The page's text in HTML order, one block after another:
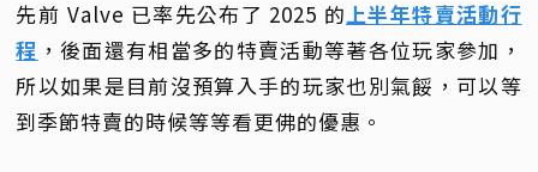
先前 Valve 已率先公布了 2025 的上半年特賣活動行
程 ，後面還有相當多的特賣活動等著各位玩家參加，
所以如果是目前沒預算入手的玩家也別氣餒，可以等
到季節特賣的時候等等看更佛的優惠。